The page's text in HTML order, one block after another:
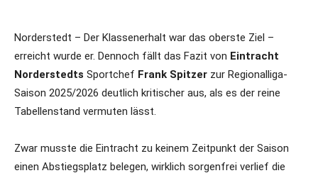
Norderstedt – Der Klassenerhalt war das oberste Ziel –
erreicht wurde er. Dennoch fällt das Fazit von Eintracht
Norderstedts Sportchef Frank Spitzer zur Regionalliga-
Saison 2025/2026 deutlich kritischer aus, als es der reine
Tabellenstand vermuten lässt.
Zwar musste die Eintracht zu keinem Zeitpunkt der Saison
einen Abstiegsplatz belegen, wirklich sorgenfrei verlief die